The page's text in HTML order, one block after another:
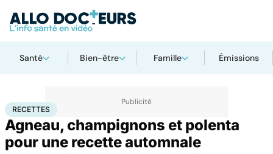
Santé Bien-être Famille Émissions
AccueilSantéRecettes
RECETTES
Agneau, champignons et polenta
pour une recette automnale